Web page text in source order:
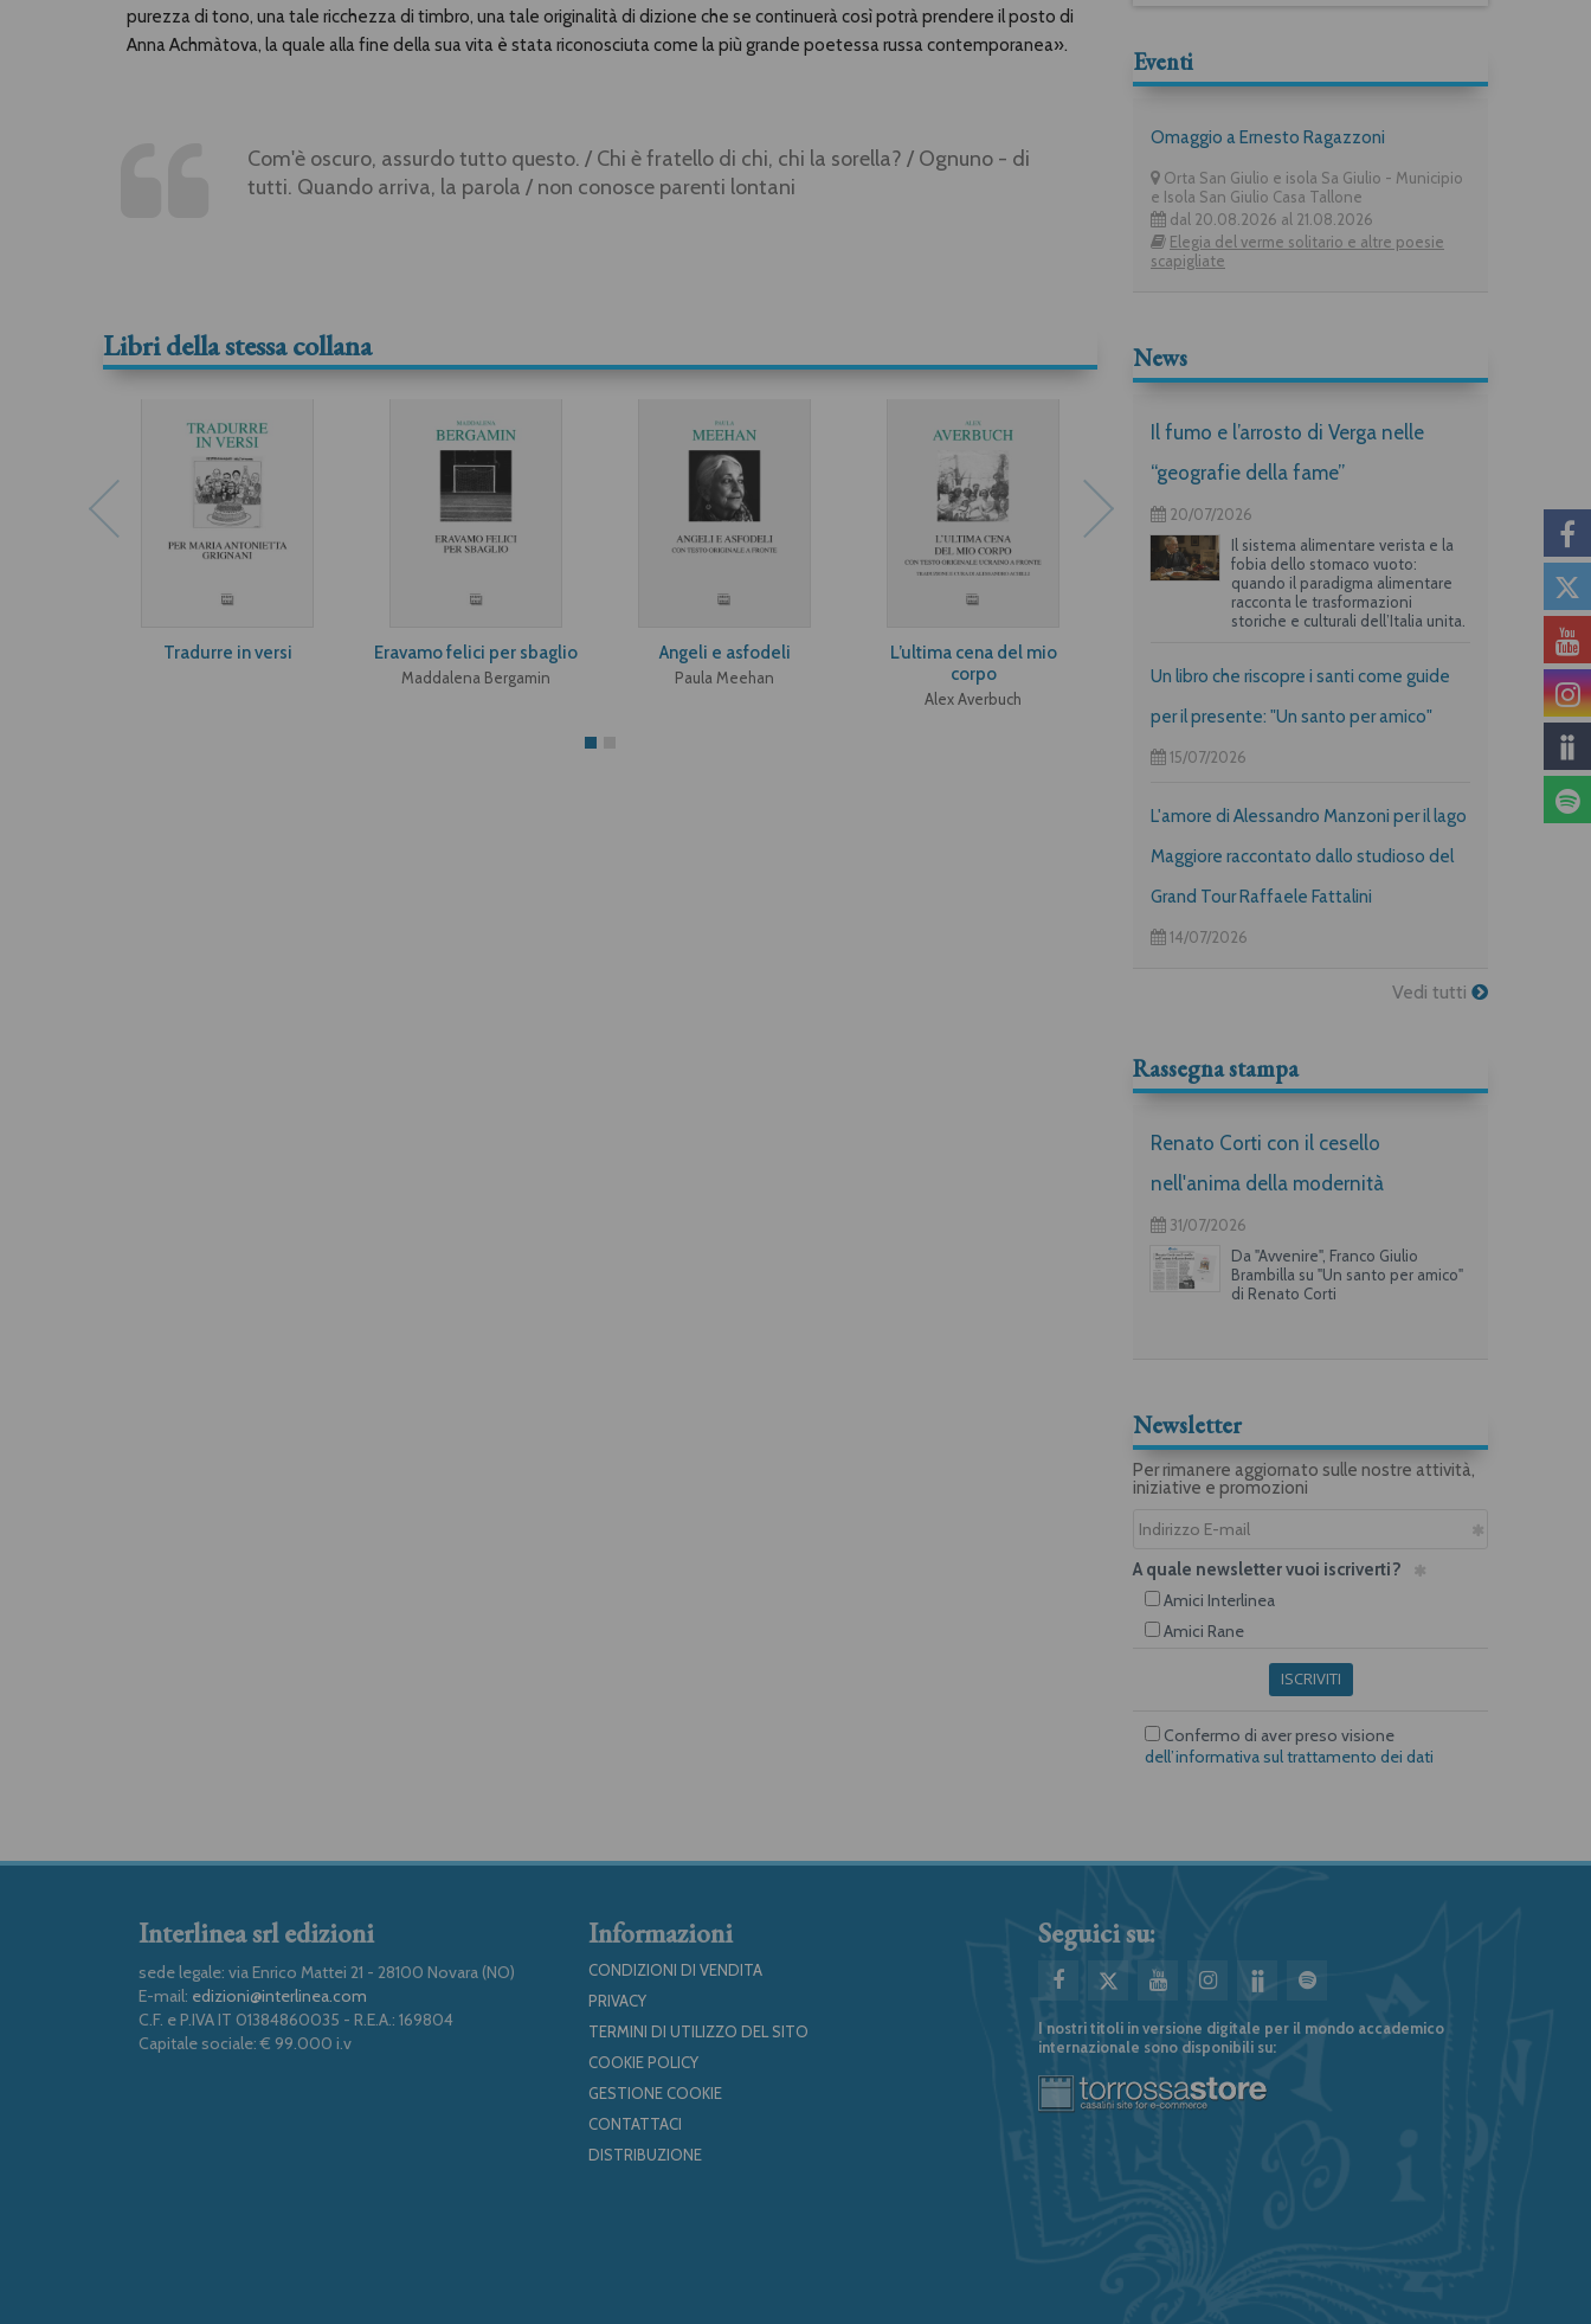
purezza di tono, una tale ricchezza di timbro, una tale originalità di dizione che se continuerà così potrà prendere il posto di
Anna Achmàtova, la quale alla fine della sua vita è stata riconosciuta come la più grande poetessa russa contemporanea».
Com'è oscuro, assurdo tutto questo. / Chi è fratello di chi, chi la sorella? / Ognuno - di
tutti. Quando arriva, la parola / non conosce parenti lontani
Libri della stessa collana
Tradurre in versi Eravamo felici per sbaglio
Maddalena Bergamin
Angeli e asfodeli
Paula Meehan
L’ultima cena del mio
corpo
Alex Averbuch
Iryna Shuvalova
Letto, latrina e cantina
Eventi
Omaggio a Ernesto Ragazzoni
Orta San Giulio e isola Sa Giulio - Municipio
e Isola San Giulio Casa Tallone
dal 20.08.2026 al 21.08.2026
Elegia del verme solitario e altre poesie
scapigliate
News
Il fumo e l’arrosto di Verga nelle
“geografie della fame”
20/07/2026
Il sistema alimentare verista e la
fobia dello stomaco vuoto:
quando il paradigma alimentare
racconta le trasformazioni
storiche e culturali dell’Italia unita.
Un libro che riscopre i santi come guide
per il presente: "Un santo per amico"
15/07/2026
L'amore di Alessandro Manzoni per il lago
Maggiore raccontato dallo studioso del
Grand Tour Raffaele Fattalini
14/07/2026
Vedi tutti
Rassegna stampa
Renato Corti con il cesello
nell'anima della modernità
31/07/2026
Da "Avvenire", Franco Giulio
Brambilla su "Un santo per amico"
di Renato Corti
Newsletter
Per rimanere aggiornato sulle nostre attività,
iniziative e promozioni
A quale newsletter vuoi iscriverti?
Amici Interlinea
Amici Rane
ISCRIVITI
Confermo di aver preso visione
dell’informativa sul trattamento dei dati
Interlinea srl edizioni
sede legale: via Enrico Mattei 21 - 28100 Novara (NO)
E-mail: edizioni@interlinea.com
C.F. e P.IVA IT 01384860035 - R.E.A.: 169804
Capitale sociale: € 99.000 i.v
Informazioni
CONDIZIONI DI VENDITA
PRIVACY
TERMINI DI UTILIZZO DEL SITO
COOKIE POLICY
GESTIONE COOKIE
CONTATTACI
DISTRIBUZIONE
Seguici su:
I nostri titoli in versione digitale per il mondo accademico
internazionale sono disponibili su: